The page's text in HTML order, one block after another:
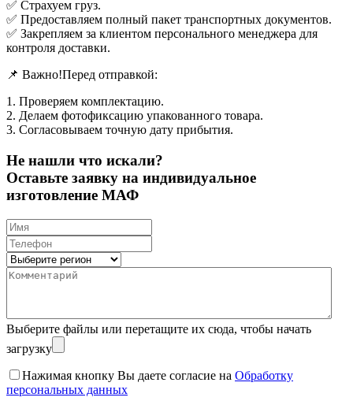
✅ Страхуем груз.
✅ Предоставляем полный пакет транспортных документов.
✅ Закрепляем за клиентом персонального менеджера для
контроля доставки.
📌 Важно!Перед отправкой:
1. Проверяем комплектацию.
2. Делаем фотофиксацию упакованного товара.
3. Согласовываем точную дату прибытия.
Не нашли что искали?
Оставьте заявку на индивидуальное
изготовление МАФ
Выберите файлы или перетащите их сюда, чтобы начать
загрузку
Нажимая кнопку Вы даете согласие на Обработку
персональных данных